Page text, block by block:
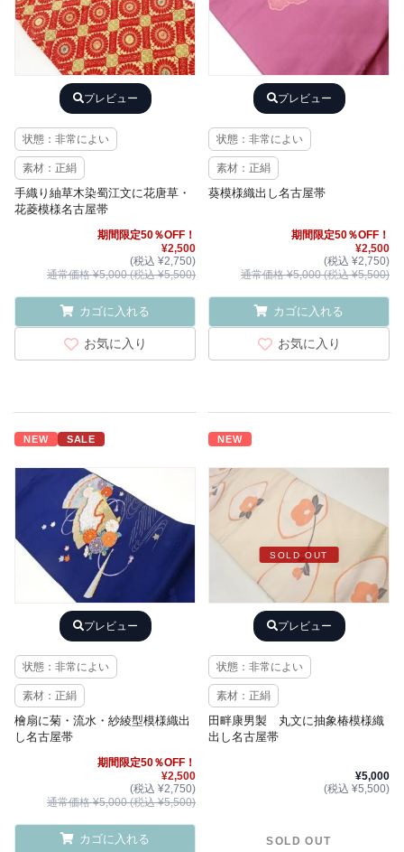
プレビュー
状態：非常によい
素材：正絹
手織り紬草木染蜀江文に花唐草・
花菱模様名古屋帯
期間限定50％OFF！
¥2,500
(税込 ¥2,750)
通常価格 ¥5,000 (税込 ¥5,500)
カゴに入れる
お気に入り
プレビュー
状態：非常によい
素材：正絹
葵模様織出し名古屋帯
期間限定50％OFF！
¥2,500
(税込 ¥2,750)
通常価格 ¥5,000 (税込 ¥5,500)
カゴに入れる
お気に入り
NEW SALE
プレビュー
状態：非常によい
素材：正絹
檜扇に菊・流水・紗綾型模様織出
し名古屋帯
期間限定50％OFF！
¥2,500
(税込 ¥2,750)
通常価格 ¥5,000 (税込 ¥5,500)
カゴに入れる
NEW
SOLD OUT
プレビュー
状態：非常によい
素材：正絹
田畔康男製 丸文に抽象椿模様織
出し名古屋帯
¥5,000
(税込 ¥5,500)
SOLD OUT